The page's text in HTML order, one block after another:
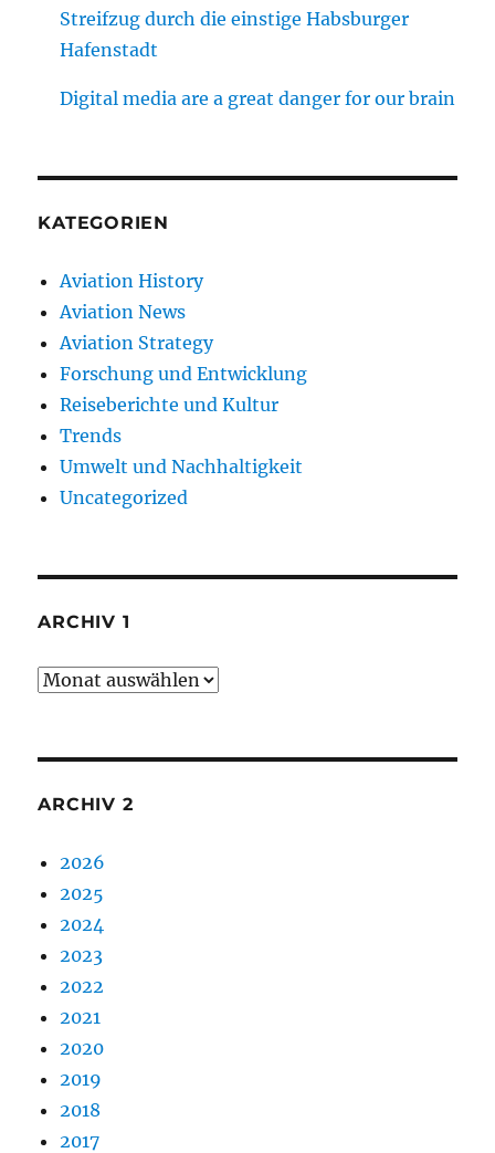
Streifzug durch die einstige Habsburger
Hafenstadt
Digital media are a great danger for our brain
KATEGORIEN
Aviation History
Aviation News
Aviation Strategy
Forschung und Entwicklung
Reiseberichte und Kultur
Trends
Umwelt und Nachhaltigkeit
Uncategorized
ARCHIV 1
Archiv
ARCHIV 2
2026
2025
2024
2023
2022
2021
2020
2019
2018
2017